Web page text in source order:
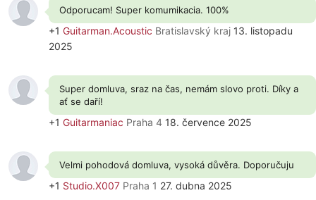
Odporucam! Super komumikacia. 100%
+1 Guitarman.Acoustic Bratislavský kraj 13. listopadu
2025
Super domluva, sraz na čas, nemám slovo proti. Díky a
ať se daří!
+1 Guitarmaniac Praha 4 18. července 2025
Velmi pohodová domluva, vysoká důvěra. Doporučuju
+1 Studio.X007 Praha 1 27. dubna 2025